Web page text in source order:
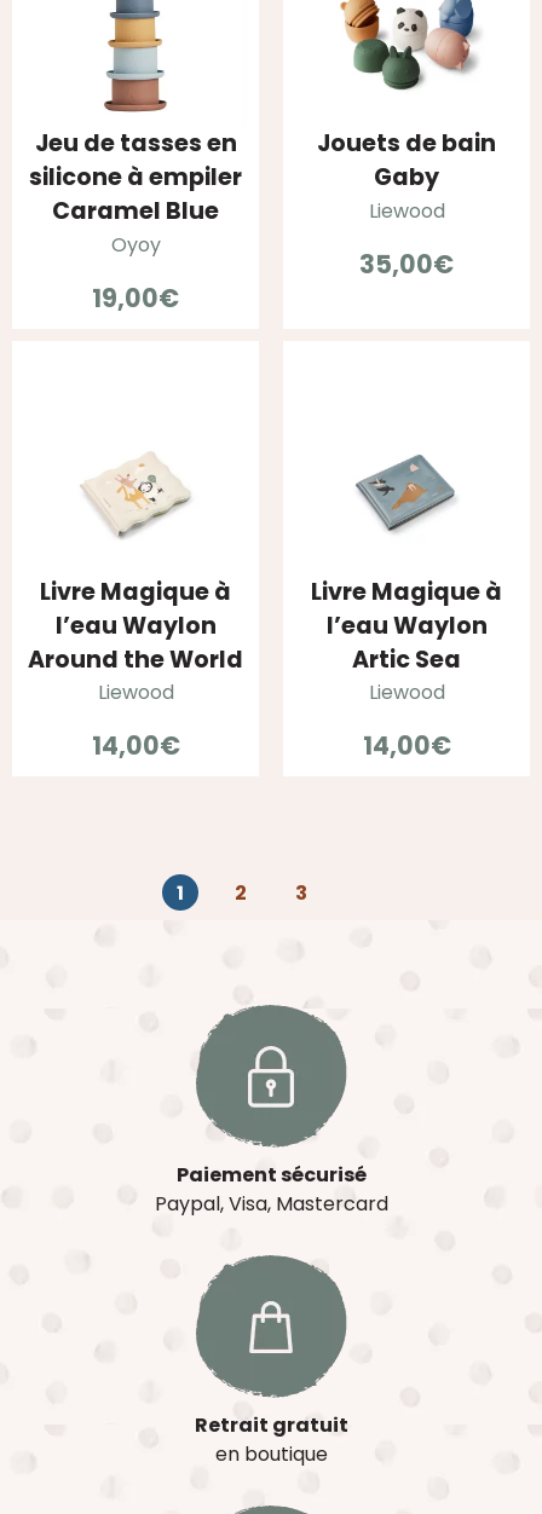
Jeu de tasses en
silicone à empiler
Caramel Blue
Oyoy
19,00€
Jouets de bain
Gaby
Liewood
35,00€
Livre Magique à
l’eau Waylon
Around the World
Liewood
14,00€
Livre Magique à
l’eau Waylon
Artic Sea
Liewood
14,00€
1 2 3
Paiement sécurisé
Paypal, Visa, Mastercard
Retrait gratuit
en boutique